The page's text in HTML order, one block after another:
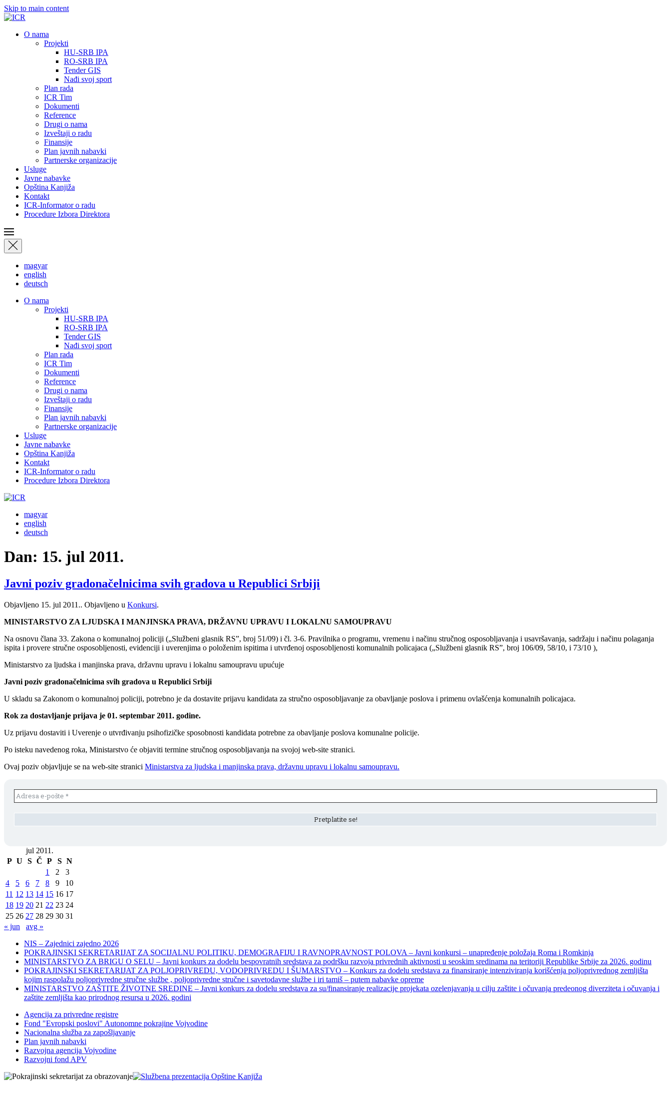
Skip to main content
О nama
Projekti
HU-SRB IPA
RO-SRB IPA
Tender GIS
Nađi svoj sport
Plan rada
ICR Tim
Dokumenti
Reference
Drugi o nama
Izveštaji o radu
Finansije
Plan javnih nabavki
Partnerske organizacije
Usluge
Javne nabavke
Opština Kanjiža
Kontakt
ICR-Informator o radu
Procedure Izbora Direktora
magyar
english
deutsch
О nama
Projekti
HU-SRB IPA
RO-SRB IPA
Tender GIS
Nađi svoj sport
Plan rada
ICR Tim
Dokumenti
Reference
Drugi o nama
Izveštaji o radu
Finansije
Plan javnih nabavki
Partnerske organizacije
Usluge
Javne nabavke
Opština Kanjiža
Kontakt
ICR-Informator o radu
Procedure Izbora Direktora
magyar
english
deutsch
Dan: 15. jul 2011.
Javni poziv gradonačelnicima svih gradova u Republici Srbiji
Objavljeno 15. jul 2011.. Objavljeno u Konkursi.
MINISTARSTVO ZA LJUDSKA I MANJINSKA PRAVA, DRŽAVNU UPRAVU I LOKALNU SAMOUPRAVU
Na osnovu člana 33. Zakona o komunalnoj policiji („Službeni glasnik RS”, broj 51/09) i čl. 3-6. Pravilnika o programu, vremenu i načinu stručnog osposobljavanja i usavršavanja, sadržaju i načinu polaganja
ispita i provere stručne osposobljenosti, evidenciji i uverenjima o položenim ispitima i utvrđenoj osposobljenosti komunalnih policajaca („Službeni glasnik RS”, broj 106/09, 58/10, i 73/10 ),
Ministarstvo za ljudska i manjinska prava, državnu upravu i lokalnu samoupravu upućuje
Javni poziv gradonačelnicima svih gradova u Republici Srbiji
U skladu sa Zakonom o komunalnoj policiji, potrebno je da dostavite prijavu kandidata za stručno osposobljavanje za obavljanje poslova i primenu ovlašćenja komunalnih policajaca.
Rok za dostavljanje prijava je 01. septembar 2011. godine.
Uz prijavu dostaviti i Uverenje o utvrđivanju psihofizičke sposobnosti kandidata potrebne za obavljanje poslova komunalne policije.
Po isteku navedenog roka, Ministarstvo će objaviti termine stručnog osposobljavanja na svojoj web-site stranici.
Ovaj poziv objavljuje se na web-site stranici Ministarstva za ljudska i manjinska prava, državnu upravu i lokalnu samoupravu.
jul 2011.
P U S Č P S N
1
2
3
4
5 6 7 8 9
10
11 12 13 14 15 16 17
18 19 20 21 22 23 24
25 26 27 28 29 30 31
« jun
avg »
NIS – Zajednici zajedno 2026
POKRAJINSKI SEKRETARIJAT ZA SOCIJALNU POLITIKU, DEMOGRAFIJU I RAVNOPRAVNOST POLOVA – Javni konkursi – unapređenje položaja Roma i Romkinja
MINISTARSTVO ZA BRIGU O SELU – Javni konkurs za dodelu bespovratnih sredstava za podršku razvoja privrednih aktivnosti u seoskim sredinama na teritoriji Republike Srbije za 2026. godinu
POKRAJINSKI SEKRETARIJAT ZA POLJOPRIVREDU, VODOPRIVREDU I ŠUMARSTVO – Konkurs za dodelu sredstava za finansiranje intenziviranja korišćenja poljoprivrednog zemljišta
kojim raspolažu poljoprivredne stručne službe , poljoprivredne stručne i savetodavne službe i iri tamiš ‒ putem nabavke opreme
MINISTARSTVO ZAŠTITE ŽIVOTNE SREDINE – Javni konkurs za dodelu sredstava za su/finansiranje realizacije projekata ozelenjavanja u cilju zaštite i očuvanja predeonog diverziteta i očuvanja i
zaštite zemljišta kao prirodnog resursa u 2026. godini
Agencija za privredne registre
Fond "Evropski poslovi" Autonomne pokrajine Vojvodine
Nacionalna služba za zapošljavanje
Plan javnih nabavki
Razvojna agencija Vojvodine
Razvojni fond APV